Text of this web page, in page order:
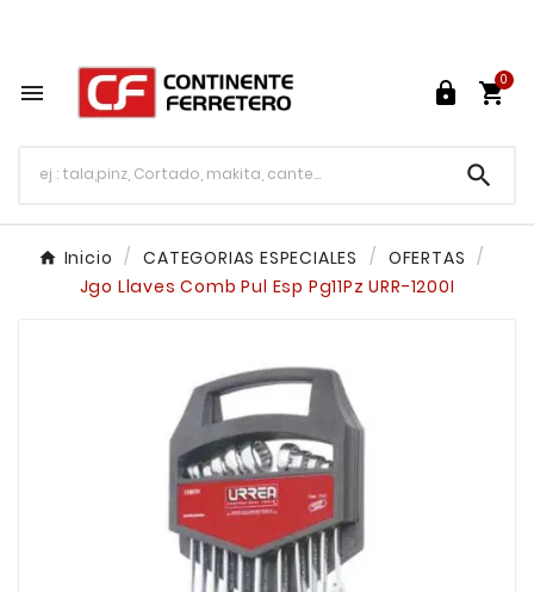
  
0

Inicio CATEGORIAS ESPECIALES
OFERTAS
Jgo Llaves Comb Pul Esp Pg11Pz URR-1200I